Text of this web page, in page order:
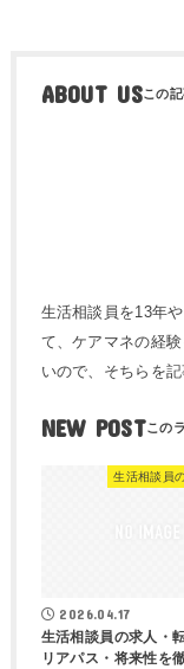
ABOUT US
生活相談員を13年
て、ケアマネの経
いので、そちらを記
NEW POST
生活相談員
2026.04.17
生活相談員の求人・
リアパス・将来性を